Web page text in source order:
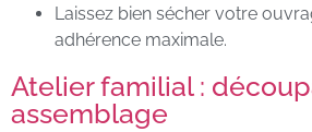
Laissez bien sécher votre
adhérence maximale.
Atelier familial :
assemblage